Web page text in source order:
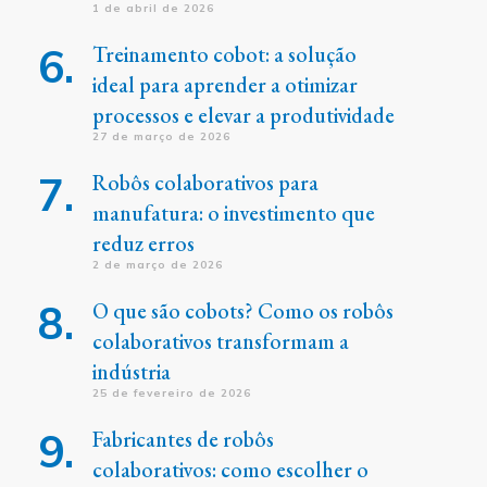
1 de abril de 2026
Treinamento cobot: a solução
ideal para aprender a otimizar
processos e elevar a produtividade
27 de março de 2026
Robôs colaborativos para
manufatura: o investimento que
reduz erros
2 de março de 2026
O que são cobots? Como os robôs
colaborativos transformam a
indústria
25 de fevereiro de 2026
Fabricantes de robôs
colaborativos: como escolher o